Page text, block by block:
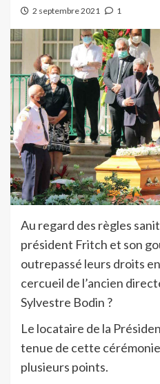
2 septembre 2021 1
Au regard des règles
président Fritch et son
outrepassé leurs droits
cercueil de l’ancien
Sylvestre Bodin ?
Le locataire de la
tenue de cette
plusieurs points.